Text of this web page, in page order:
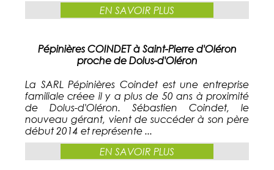
EN SAVOIR PLUS
Pépinières COINDET à Saint-Pierre d'Oléron
proche de Dolus-d'Oléron
La SARL Pépinières Coindet est une entreprise
familiale créee il y a plus de 50 ans à proximité
de Dolus-d'Oléron. Sébastien Coindet, le
nouveau gérant, vient de succéder à son père
début 2014 et représente ...
EN SAVOIR PLUS